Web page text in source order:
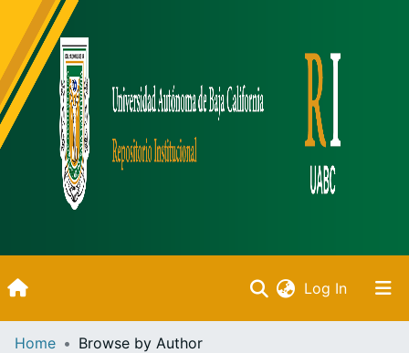
Log In(current)
Inicio
Home Browse by Author